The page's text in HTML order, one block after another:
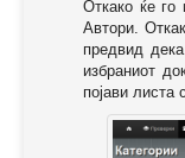
Откако ќе го
Автори.
предвид
избраниот
појави листа